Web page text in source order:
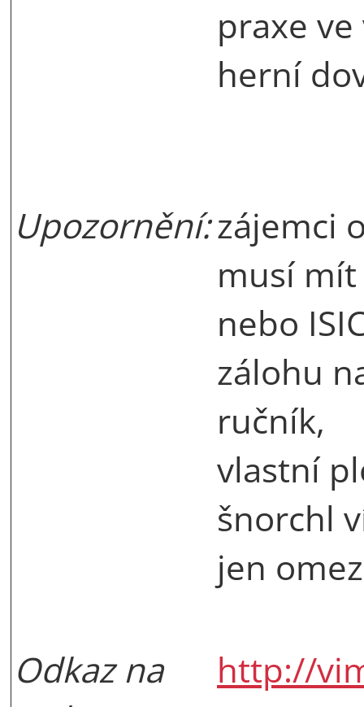
praxe
herní
Upozornění:zájemci
musí
nebo
zálohu
ručník,
vlastní
šnorchl
jen
Odkaz na
http://